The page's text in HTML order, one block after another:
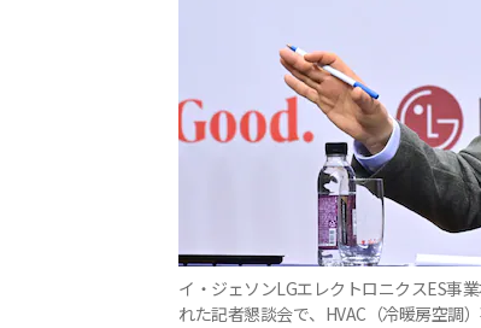
イ・ジェソンLGエレクトロニクスES事
れた記者懇談会で、HVAC（冷暖房空調